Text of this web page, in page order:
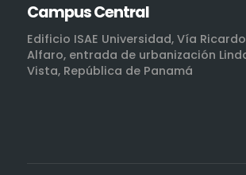
Campus Central
Edificio ISAE Universidad, Vía
Alfaro, entrada de urbanización
Vista, República de Panamá